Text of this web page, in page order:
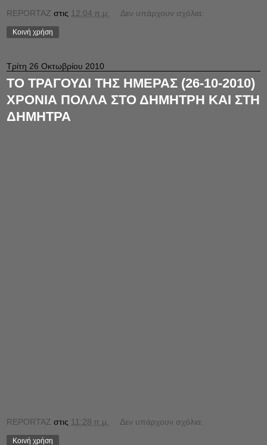
REPORTAZ στις 12:04 π.μ. Δεν υπάρχουν σχόλια:
Κοινή χρήση
Τρίτη 26 Οκτωβρίου 2010
ΤΟ ΤΡΑΓΟΥΔΙ ΤΗΣ ΗΜΕΡΑΣ (26-10-2010)
ΧΡΟΝΙΑ ΠΟΛΛΑ ΣΤΟ ΔΗΜΗΤΡΗ ΚΑΙ ΣΤΗ
ΔΗΜΗΤΡΑ
REPORTAZ στις 11:28 π.μ. Δεν υπάρχουν σχόλια:
Κοινή χρήση